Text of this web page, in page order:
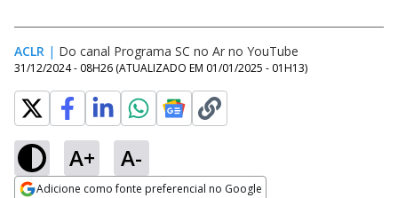
ACLR | Do canal Programa SC no Ar no YouTube
31/12/2024 - 08H26 (ATUALIZADO EM 01/01/2025 - 01H13)
A+ A-
Adicione como fonte preferencial no Google